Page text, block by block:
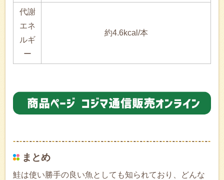
代謝
エネ
ルギ
ー
約4.6kcal/本
まとめ
鮭は使い勝手の良い魚としても知られており、どんな